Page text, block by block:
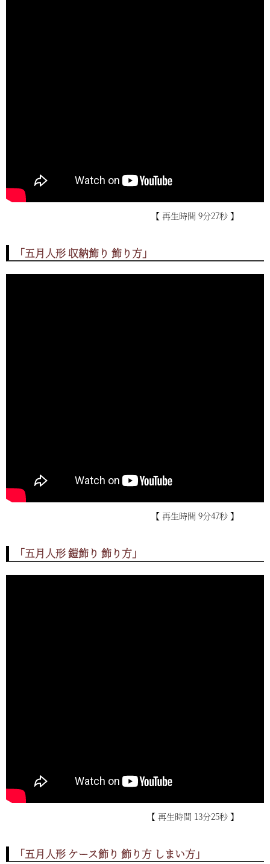
【 再生時間 9分27秒 】
「五月人形 収納飾り 飾り方」
【 再生時間 9分47秒 】
「五月人形 鎧飾り 飾り方」
【 再生時間 13分25秒 】
「五月人形 ケース飾り 飾り方 しまい方」